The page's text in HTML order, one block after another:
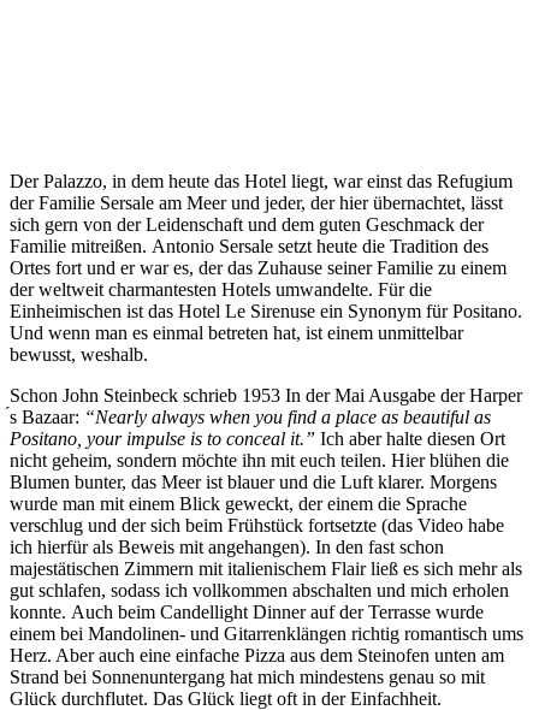
Der Palazzo, in dem heute das Hotel liegt, war einst das Refugium
der Familie Sersale am Meer und jeder, der hier übernachtet, lässt
sich gern von der Leidenschaft und dem guten Geschmack der
Familie mitreißen. Antonio Sersale setzt heute die Tradition des
Ortes fort und er war es, der das Zuhause seiner Familie zu einem
der weltweit charmantesten Hotels umwandelte. Für die
Einheimischen ist das Hotel Le Sirenuse ein Synonym für Positano.
Und wenn man es einmal betreten hat, ist einem unmittelbar
bewusst, weshalb.
Schon John Steinbeck schrieb 1953 In der Mai Ausgabe der Harper
́s Bazaar: “Nearly always when you find a place as beautiful as
Positano, your impulse is to conceal it.” Ich aber halte diesen Ort
nicht geheim, sondern möchte ihn mit euch teilen. Hier blühen die
Blumen bunter, das Meer ist blauer und die Luft klarer. Morgens
wurde man mit einem Blick geweckt, der einem die Sprache
verschlug und der sich beim Frühstück fortsetzte (das Video habe
ich hierfür als Beweis mit angehangen). In den fast schon
majestätischen Zimmern mit italienischem Flair ließ es sich mehr als
gut schlafen, sodass ich vollkommen abschalten und mich erholen
konnte. Auch beim Candellight Dinner auf der Terrasse wurde
einem bei Mandolinen- und Gitarrenklängen richtig romantisch ums
Herz. Aber auch eine einfache Pizza aus dem Steinofen unten am
Strand bei Sonnenuntergang hat mich mindestens genau so mit
Glück durchflutet. Das Glück liegt oft in der Einfachheit.